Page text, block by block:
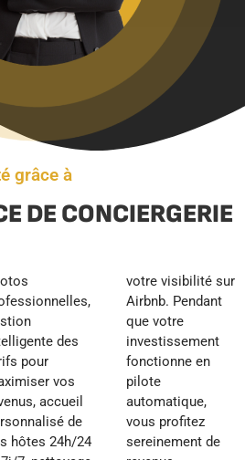
grâce à
DE CONCIERGERIE